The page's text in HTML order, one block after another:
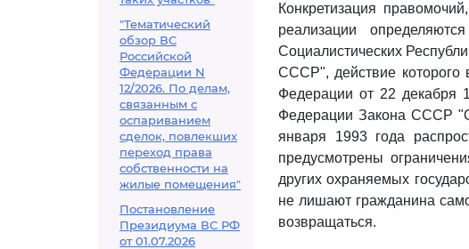
"Тематический
обзор ВС
Российской
Федерации N
12/2026. По делам,
связанным с
оспариванием
сделок, повлекших
переход права
собственности на
жилые помещения"
Постановление
Президиума ВС РФ
от 01.07.2026
Конкретизация
реализации
Социалистических
СССР", действие которого
Федерации от 22 декабря
Федерации Закона СССР
января 1993 года
предусмотрены
других охраняемых
не лишают гражданина
возвращаться.